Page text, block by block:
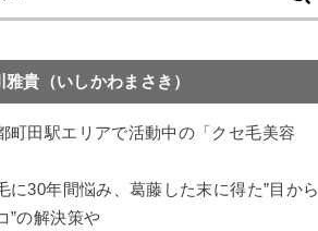
雅貴（いしかわまさき）
町田駅エリアで活動中の「クセ毛美容
に30年間悩み、葛藤した末に得た”目から
”の解決策や